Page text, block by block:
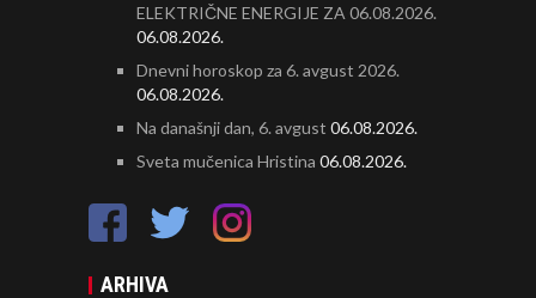
ELEKTRIČNE ENERGIJE ZA 06.08.2026.
06.08.2026.
Dnevni horoskop za 6. avgust 2026.
06.08.2026.
Na današnji dan, 6. avgust 06.08.2026.
Sveta mučenica Hristina 06.08.2026.
ARHIVA